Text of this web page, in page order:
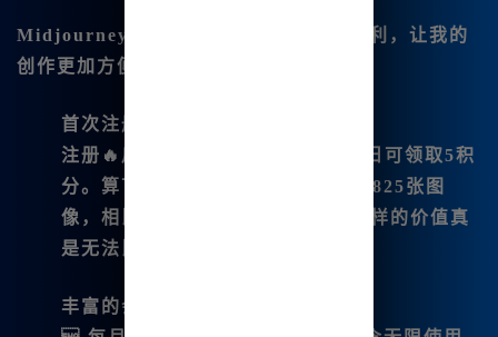
Midjourney中文版提供了一系列会员福利，让我的
创作更加方便与实惠。
首次注册福利
注册🔥后，我会获得20积😊分，每日可领取5积
分。算下来，一年我可以免费绘制1825张图
像，相比于国际版的10美元/月，这样的价值真
是无法比拟。
丰富的会员套餐<./strong>